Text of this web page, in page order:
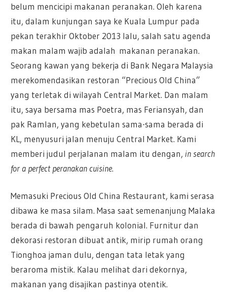
belum mencicipi makanan peranakan. Oleh karena
itu, dalam kunjungan saya ke Kuala Lumpur pada
pekan terakhir Oktober 2013 lalu, salah satu agenda
makan malam wajib adalah makanan peranakan.
Seorang kawan yang bekerja di Bank Negara Malaysia
merekomendasikan restoran “Precious Old China”
yang terletak di wilayah Central Market. Dan malam
itu, saya bersama mas Poetra, mas Feriansyah, dan
pak Ramlan, yang kebetulan sama-sama berada di
KL, menyusuri jalan menuju Central Market. Kami
memberi judul perjalanan malam itu dengan, in search
for a perfect peranakan cuisine.
Memasuki Precious Old China Restaurant, kami serasa
dibawa ke masa silam. Masa saat semenanjung Malaka
berada di bawah pengaruh kolonial. Furnitur dan
dekorasi restoran dibuat antik, mirip rumah orang
Tionghoa jaman dulu, dengan tata letak yang
beraroma mistik. Kalau melihat dari dekornya,
makanan yang disajikan pastinya otentik.